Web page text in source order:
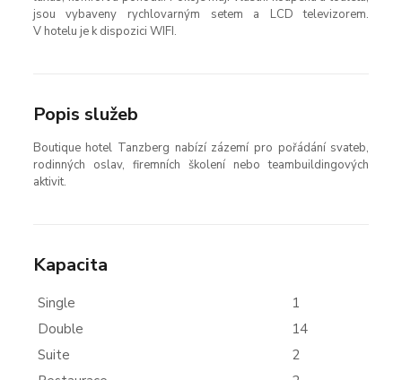
jsou vybaveny rychlovarným setem a LCD televizorem.
V hotelu je k dispozici WIFI.
Popis služeb
Boutique hotel Tanzberg nabízí zázemí pro pořádání svateb,
rodinných oslav, firemních školení nebo teambuildingových
aktivit.
Kapacita
Single
1
Double
14
Suite
2